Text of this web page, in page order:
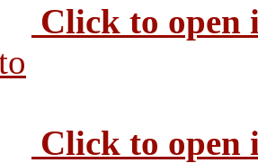
Click to open
Click to open